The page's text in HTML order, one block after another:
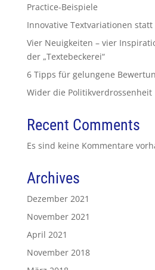
Practice-Beispiele
Innovative Textvariationen
Vier Neuigkeiten – vier
der „Textebeckerei“
6 Tipps für gelungene
Wider die Politikverdrossenheit
Recent Comments
Es sind keine Kommentare
Archives
Dezember 2021
November 2021
April 2021
November 2018